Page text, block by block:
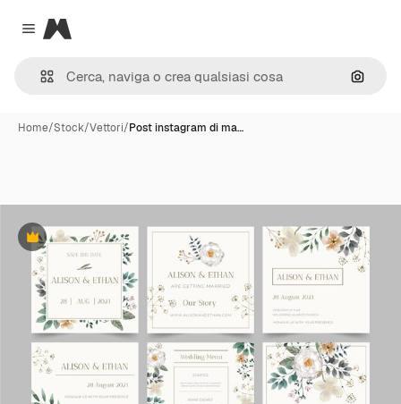
Close menu
Magnific
Cerca
Home/Stock/Vettori/Post instagram di ma…
Premium